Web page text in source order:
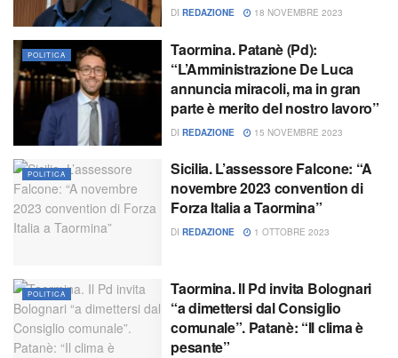
DI REDAZIONE 18 NOVEMBRE 2023
POLITICA
Taormina. Patanè (Pd):
“L’Amministrazione De Luca
annuncia miracoli, ma in gran
parte è merito del nostro lavoro”
DI REDAZIONE 15 NOVEMBRE 2023
POLITICA
Sicilia. L’assessore Falcone: “A
novembre 2023 convention di
Forza Italia a Taormina”
DI REDAZIONE 1 OTTOBRE 2023
POLITICA
Taormina. Il Pd invita Bolognari
“a dimettersi dal Consiglio
comunale”. Patanè: “Il clima è
pesante”